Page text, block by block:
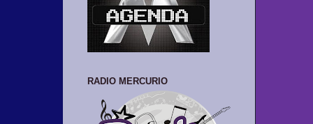
RADIO MERCURIO